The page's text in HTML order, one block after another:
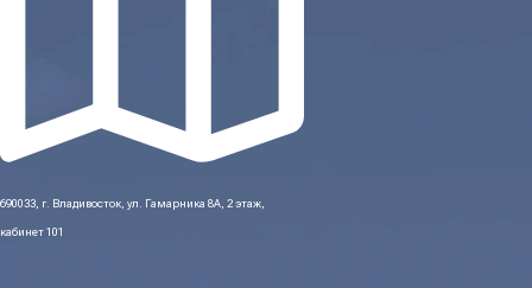
690033, г. Владивосток, ул. Гамарника 8А, 2 этаж,
кабинет 101